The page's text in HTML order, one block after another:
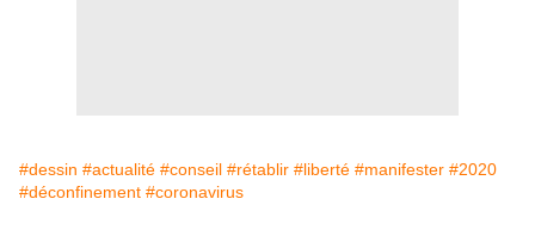
#dessin #actualité #conseil #rétablir #liberté #manifester #2020
#déconfinement #coronavirus